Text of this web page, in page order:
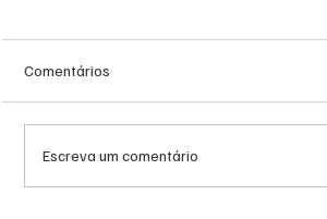
Comentários
Escreva um comentário